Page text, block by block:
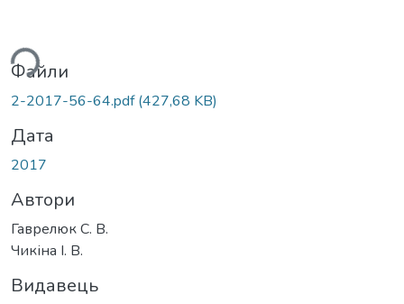
Файли
2-2017-56-64.pdf(427,68 KB)
Дата
2017
Автори
Гаврелюк С. В.
Чикіна І. В.
Видавець